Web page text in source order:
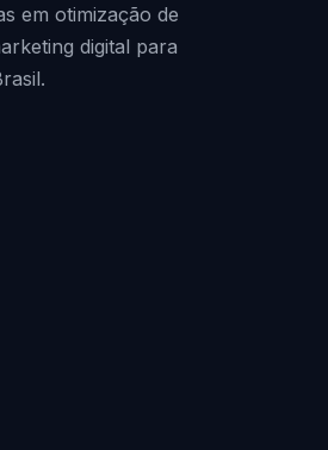
em otimização de
digital para